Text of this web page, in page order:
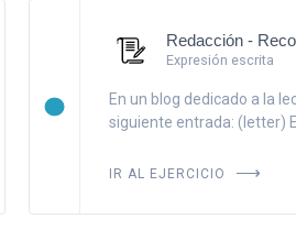
Redacción -
Expresión escrita
En un blog dedicado a la
siguiente entrada: (letter)
IR AL EJERCICIO